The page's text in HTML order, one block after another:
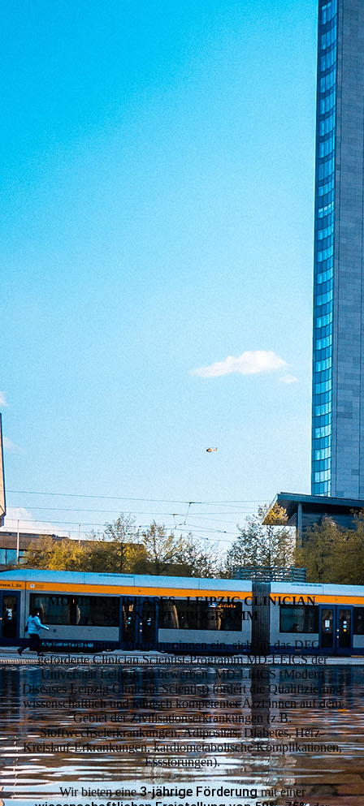
MODERN DISEASES - LEIPZIG CLINICIAN
SCIENTIST PROGRAMM
Wir laden junge Mediziner:innen ein, sich für das DFG-
geförderte Clinician Scientist-Programm MD-LEICS der
Universität Leipzig zu bewerben. MD-LEICS (Modern
Diseases Leipzig Clinician Scientist) fördert die Qualifizierung
wissenschaftlich und klinisch kompetenter Ärzt:innen auf dem
Gebiet der Zivilisationserkrankungen (z.B.
Stoffwechselerkrankungen, Adipositas, Diabetes, Herz-
Kreislauf-Erkrankungen, kardiometabolische Komplikationen,
Essstörungen).
Wir bieten eine3-jährige Förderungmit einer